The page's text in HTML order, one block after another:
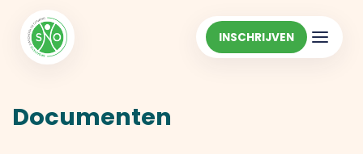
Home
INSCHRIJVEN
Documenten